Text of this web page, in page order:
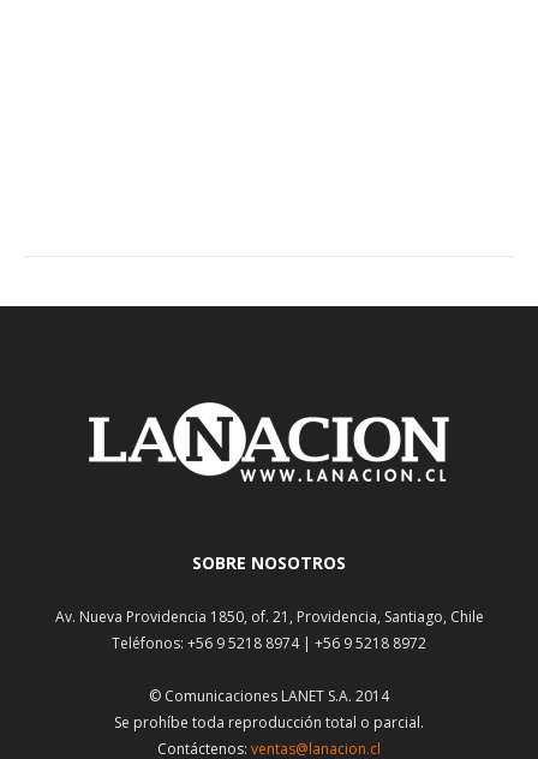
SOBRE NOSOTROS
Av. Nueva Providencia 1850, of. 21, Providencia, Santiago, Chile
Teléfonos: +56 9 5218 8974 | +56 9 5218 8972
© Comunicaciones LANET S.A. 2014
Se prohíbe toda reproducción total o parcial.
Contáctenos: ventas@lanacion.cl